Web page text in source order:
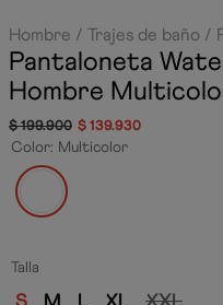
Hombre Trajes de baño
Pantaloneta
Hombre
$199.900 $ 139.930
Color: Multicolor
Talla